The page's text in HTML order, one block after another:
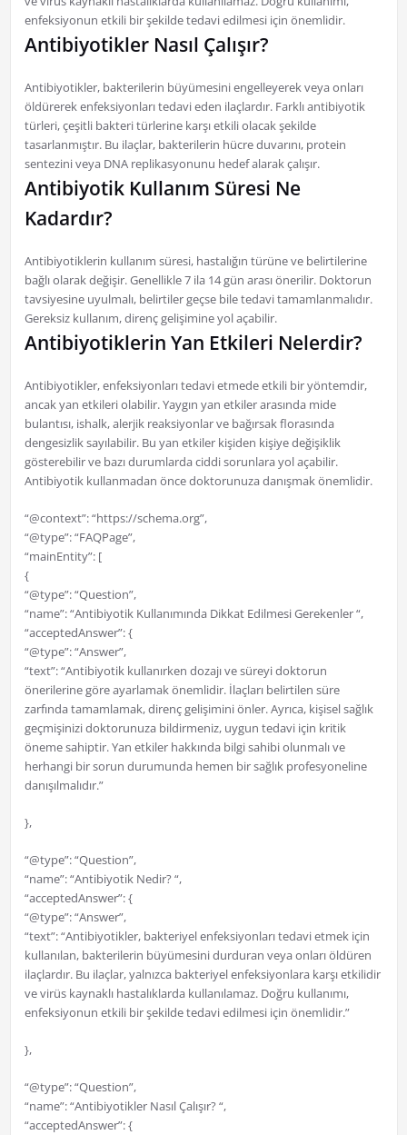
enfeksiyonun etkili bir şekilde tedavi edilmesi için önemlidir.
Antibiyotikler Nasıl Çalışır?
Antibiyotikler, bakterilerin büyümesini engelleyerek veya onları
öldürerek enfeksiyonları tedavi eden ilaçlardır. Farklı antibiyotik
türleri, çeşitli bakteri türlerine karşı etkili olacak şekilde
tasarlanmıştır. Bu ilaçlar, bakterilerin hücre duvarını, protein
sentezini veya DNA replikasyonunu hedef alarak çalışır.
Antibiyotik Kullanım Süresi Ne
Kadardır?
Antibiyotiklerin kullanım süresi, hastalığın türüne ve belirtilerine
bağlı olarak değişir. Genellikle 7 ila 14 gün arası önerilir. Doktorun
tavsiyesine uyulmalı, belirtiler geçse bile tedavi tamamlanmalıdır.
Gereksiz kullanım, direnç gelişimine yol açabilir.
Antibiyotiklerin Yan Etkileri Nelerdir?
Antibiyotikler, enfeksiyonları tedavi etmede etkili bir yöntemdir,
ancak yan etkileri olabilir. Yaygın yan etkiler arasında mide
bulantısı, ishalk, alerjik reaksiyonlar ve bağırsak florasında
dengesizlik sayılabilir. Bu yan etkiler kişiden kişiye değişiklik
gösterebilir ve bazı durumlarda ciddi sorunlara yol açabilir.
Antibiyotik kullanmadan önce doktorunuza danışmak önemlidir.
“@context”: “https://schema.org”,
“@type”: “FAQPage”,
“mainEntity”: [
{
“@type”: “Question”,
“name”: “Antibiyotik Kullanımında Dikkat Edilmesi Gerekenler “,
“acceptedAnswer”: {
“@type”: “Answer”,
“text”: “Antibiyotik kullanırken dozajı ve süreyi doktorun
önerilerine göre ayarlamak önemlidir. İlaçları belirtilen süre
zarfında tamamlamak, direnç gelişimini önler. Ayrıca, kişisel sağlık
geçmişinizi doktorunuza bildirmeniz, uygun tedavi için kritik
öneme sahiptir. Yan etkiler hakkında bilgi sahibi olunmalı ve
herhangi bir sorun durumunda hemen bir sağlık profesyoneline
danışılmalıdır.”
},
“@type”: “Question”,
“name”: “Antibiyotik Nedir? “,
“acceptedAnswer”: {
“@type”: “Answer”,
“text”: “Antibiyotikler, bakteriyel enfeksiyonları tedavi etmek için
kullanılan, bakterilerin büyümesini durduran veya onları öldüren
ilaçlardır. Bu ilaçlar, yalnızca bakteriyel enfeksiyonlara karşı etkilidir
ve virüs kaynaklı hastalıklarda kullanılamaz. Doğru kullanımı,
enfeksiyonun etkili bir şekilde tedavi edilmesi için önemlidir.”
},
“@type”: “Question”,
“name”: “Antibiyotikler Nasıl Çalışır? “,
“acceptedAnswer”: {